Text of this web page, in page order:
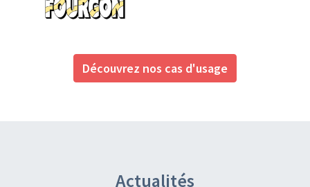
Découvrez nos cas d'usage
Actualités